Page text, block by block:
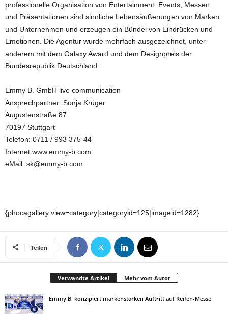
professionelle Organisation von Entertainment. Events, Messen
und Präsentationen sind sinnliche Lebensäußerungen von Marken
und Unternehmen und erzeugen ein Bündel von Eindrücken und
Emotionen. Die Agentur wurde mehrfach ausgezeichnet, unter
anderem mit dem Galaxy Award und dem Designpreis der
Bundesrepublik Deutschland.
Emmy B. GmbH live communication
Ansprechpartner: Sonja Krüger
Augustenstraße 87
70197 Stuttgart
Telefon: 0711 / 993 375-44
Internet www.emmy-b.com
eMail: sk@emmy-b.com
{phocagallery view=category|categoryid=125|imageid=1282}
Teilen
Verwandte Artikel Mehr vom Autor
Emmy B. konzipiert markenstarken Auftritt auf Reifen-Messe